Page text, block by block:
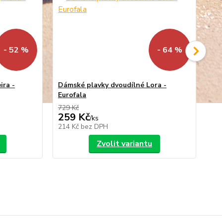
- 52 %
-
- 64 %
Dámské plavky dvoudílné Lora -
Eurofala
729 Kč
259 Kč/ks
214 Kč bez DPH
Zvolit variantu